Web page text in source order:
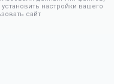
настройки вашего
сайт